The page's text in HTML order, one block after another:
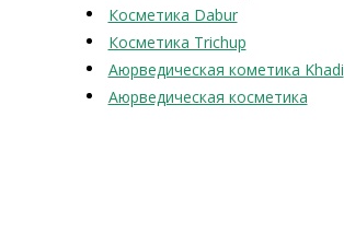
Косметика Dabur
Косметика Trichup
Аюрведическая кометика Khadi
Аюрведическая косметика